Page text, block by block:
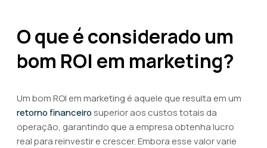
O que é considerado um
bom ROI em marketing?
Um bom ROI em marketing é aquele que resulta em um
retorno financeiro superior aos custos totais da
operação, garantindo que a empresa obtenha lucro
real para reinvestir e crescer. Embora esse valor varie